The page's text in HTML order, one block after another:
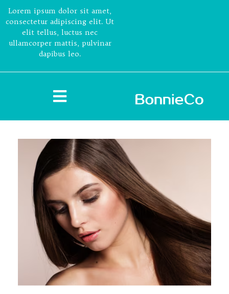
Lorem ipsum dolor sit amet,
consectetur adipiscing elit. Ut
elit tellus, luctus nec
ullamcorper mattis, pulvinar
dapibus leo.